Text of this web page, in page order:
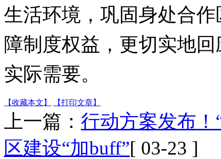
生活环境，巩固身处合
障制度权益，更切实地
实际需要。
【收藏本文】 【打印文章】
上一篇： 行动方案发布！
区建设“加buff”[ 03-23 ]